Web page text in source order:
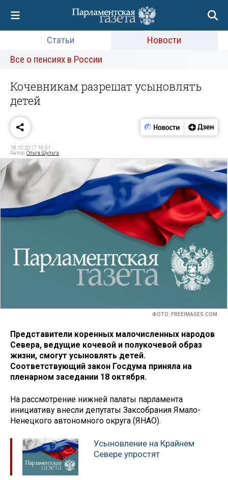
Статьи
Новости
Все о пенсиях в России
Кочевникам разрешат усыновлять
детей
18.10.2017 16:51
Автор:Ольга Шульга
ФОТО: FREEIMAGES.COM
Представители коренных малочисленных народов
Севера, ведущие кочевой и полукочевой образ
жизни, смогут усыновлять детей.
Соответствующий закон Госдума приняла на
пленарном заседании 18 октября.
На рассмотрение нижней палаты парламента
инициативу внесли депутаты Заксобрания Ямало-
Ненецкого автономного округа (ЯНАО).
Усыновление на Крайнем
Севере упростят